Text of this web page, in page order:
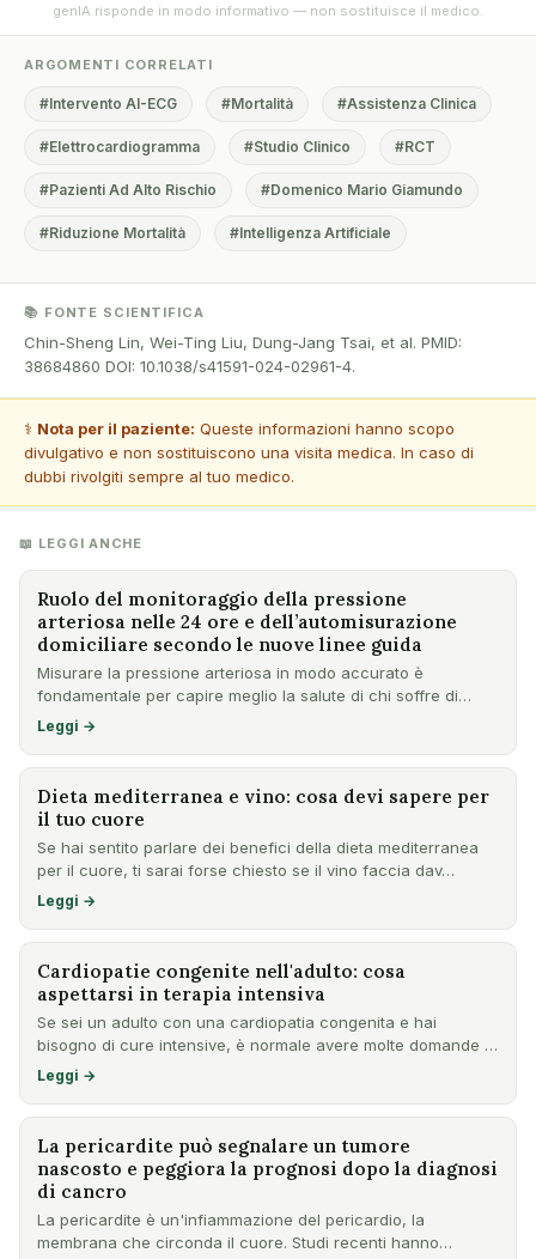
genIA risponde in modo informativo — non sostituisce il medico.
ARGOMENTI CORRELATI
#Intervento AI-ECG #Mortalità #Assistenza Clinica
#Elettrocardiogramma #Studio Clinico #RCT
#Pazienti Ad Alto Rischio #Domenico Mario Giamundo
#Riduzione Mortalità #Intelligenza Artificiale
📚 FONTE SCIENTIFICA
Chin-Sheng Lin, Wei-Ting Liu, Dung-Jang Tsai, et al. PMID:
38684860 DOI: 10.1038/s41591-024-02961-4.
⚕️ Nota per il paziente: Queste informazioni hanno scopo
divulgativo e non sostituiscono una visita medica. In caso di
dubbi rivolgiti sempre al tuo medico.
📖 LEGGI ANCHE
Ruolo del monitoraggio della pressione
arteriosa nelle 24 ore e dell’automisurazione
domiciliare secondo le nuove linee guida
Misurare la pressione arteriosa in modo accurato è
fondamentale per capire meglio la salute di chi soffre di
ipertensio…
Leggi →
Dieta mediterranea e vino: cosa devi sapere per
il tuo cuore
Se hai sentito parlare dei benefici della dieta mediterranea
per il cuore, ti sarai forse chiesto se il vino faccia dav…
Leggi →
Cardiopatie congenite nell'adulto: cosa
aspettarsi in terapia intensiva
Se sei un adulto con una cardiopatia congenita e hai
bisogno di cure intensive, è normale avere molte domande e
preoccu…
Leggi →
La pericardite può segnalare un tumore
nascosto e peggiora la prognosi dopo la diagnosi
di cancro
La pericardite è un'infiammazione del pericardio, la
membrana che circonda il cuore. Studi recenti hanno